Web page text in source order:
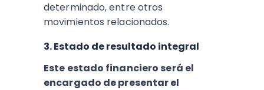
determinado, entre otros
movimientos relacionados.
3. Estado de resultado integral
Este estado financiero será el
encargado de presentar el